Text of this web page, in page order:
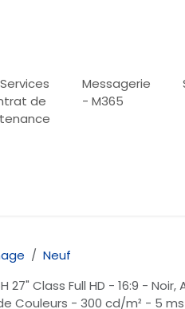
de
Messagerie
- M365
Neuf
27" Class Full HD - 16:9 -
de Couleurs - 300 cd/m² - 5